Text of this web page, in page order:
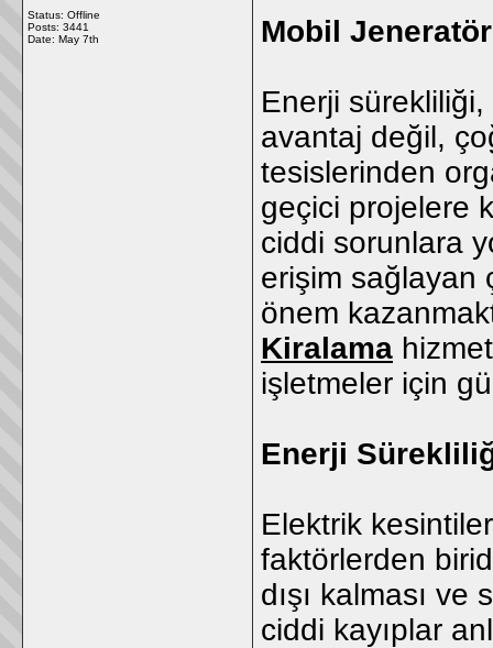
Status: Offline
Posts: 3441
Date: May 7th Mobil
Enerji
avantaj değil,
tesislerinden
geçici projelere
ciddi sorunlara
erişim sağlayan
önem
Kiralama
işletmeler için
Enerji
Elektrik
faktörlerden
dışı kalması
ciddi kayıplar